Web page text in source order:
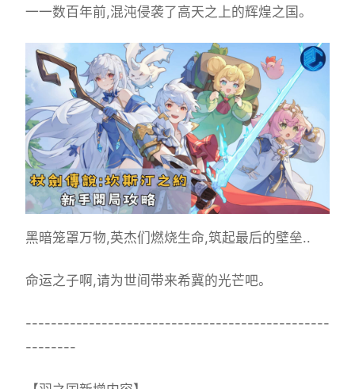
一一数百年前,混沌侵袭了高天之上的辉煌之国。
黑暗笼罩万物,英杰们燃烧生命,筑起最后的壁垒..
命运之子啊,请为世间带来希冀的光芒吧。
------------------------------------------------
--------